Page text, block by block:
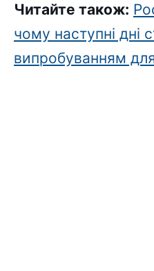
Читайте також:
чому наступні дні
випробуванням для